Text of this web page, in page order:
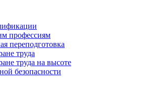
профессиям
переподготовка
труда
труда на высоте
безопасности